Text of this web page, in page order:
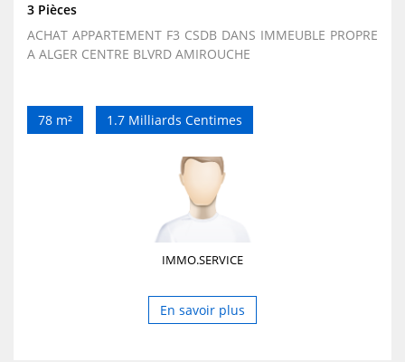
3 Pièces
ACHAT APPARTEMENT F3 CSDB DANS IMMEUBLE PROPRE
A ALGER CENTRE BLVRD AMIROUCHE
78 m² 1.7 Milliards Centimes
IMMO.SERVICE
En savoir plus